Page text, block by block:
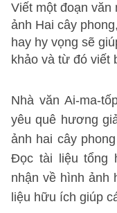
Viết một đoạn văn
ảnh Hai cây
hay hy vọng sẽ
khảo và từ đó viết
Nhà văn Ai-ma-
yêu quê hương
ảnh hai cây
Đọc tài liệu tổng
nhận về hình ảnh
liệu hữu ích giúp